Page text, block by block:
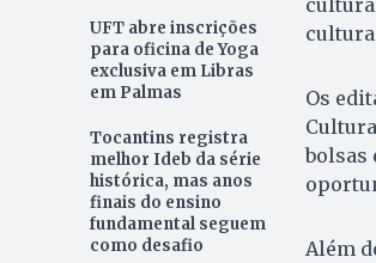
UFT abre inscrições
para oficina de Yoga
exclusiva em Libras
em Palmas
Tocantins registra
melhor Ideb da série
histórica, mas anos
finais do ensino
fundamental seguem
como desafio
Os
bolsas
Além